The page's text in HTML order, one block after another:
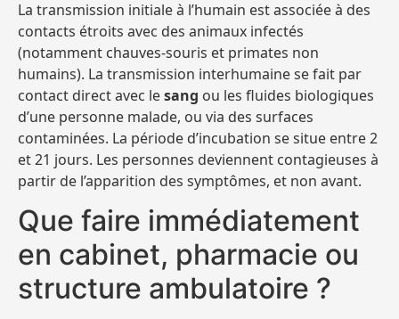
La transmission initiale à l’humain est associée à des
contacts étroits avec des animaux infectés
(notamment chauves‑souris et primates non
humains). La transmission interhumaine se fait par
contact direct avec lesang ou les fluides biologiques
d’une personne malade, ou via des surfaces
contaminées. La période d’incubation se situe entre 2
et 21 jours. Les personnes deviennent contagieuses à
partir de l’apparition des symptômes, et non avant.
Que faire immédiatement
en cabinet, pharmacie ou
structure ambulatoire ?